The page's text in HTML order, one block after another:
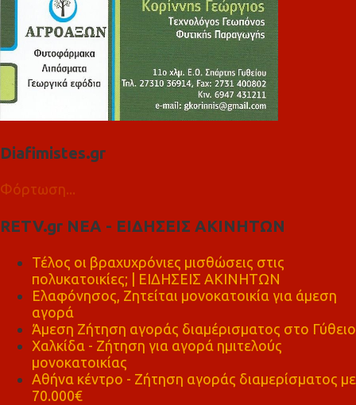
Diafimistes.gr
Φόρτωση...
RETV.gr ΝΕΑ - ΕΙΔΗΣΕΙΣ ΑΚΙΝΗΤΩΝ
Τέλος οι βραχυχρόνιες μισθώσεις στις
πολυκατοικίες; | ΕΙΔΗΣΕΙΣ ΑΚΙΝΗΤΩΝ
Ελαφόνησος, Ζητείται μονοκατοικία για άμεση
αγορά
Άμεση Ζήτηση αγοράς διαμέρισματος στο Γύθειο
Χαλκίδα - Ζήτηση για αγορά ημιτελούς
μονοκατοικίας
Αθήνα κέντρο - Ζήτηση αγοράς διαμερίσματος με
70.000€